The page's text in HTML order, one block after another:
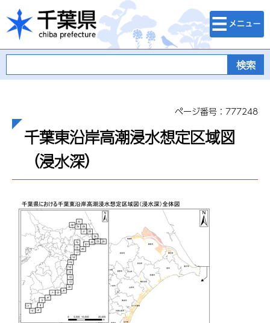
千葉県
検索・メニュ
ー
ページ番号：777248
千葉東沿岸高潮浸水想定区域図
（浸水深）